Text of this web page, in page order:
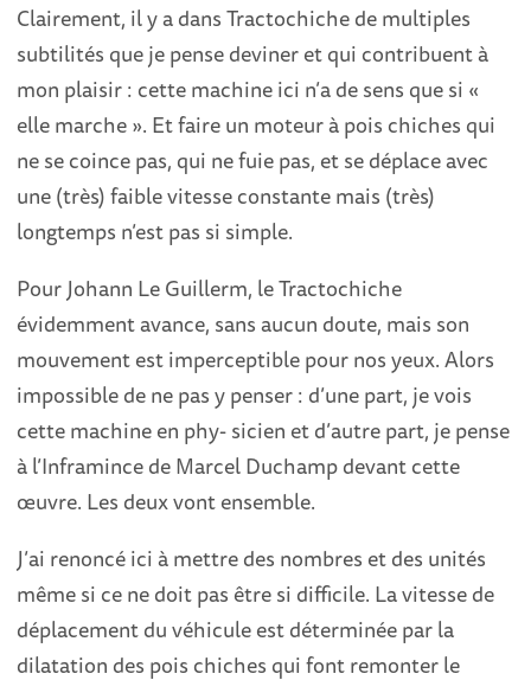
Clairement, il y a dans Tractochiche de multiples
subtilités que je pense deviner et qui contribuent à
mon plaisir : cette machine ici n’a de sens que si «
elle marche ». Et faire un moteur à pois chiches qui
ne se coince pas, qui ne fuie pas, et se déplace avec
une (très) faible vitesse constante mais (très)
longtemps n’est pas si simple.
Pour Johann Le Guillerm, le Tractochiche
évidemment avance, sans aucun doute, mais son
mouvement est imperceptible pour nos yeux. Alors
impossible de ne pas y penser : d’une part, je vois
cette machine en phy- sicien et d’autre part, je pense
à l’Inframince de Marcel Duchamp devant cette
œuvre. Les deux vont ensemble.
J’ai renoncé ici à mettre des nombres et des unités
même si ce ne doit pas être si difficile. La vitesse de
déplacement du véhicule est déterminée par la
dilatation des pois chiches qui font remonter le